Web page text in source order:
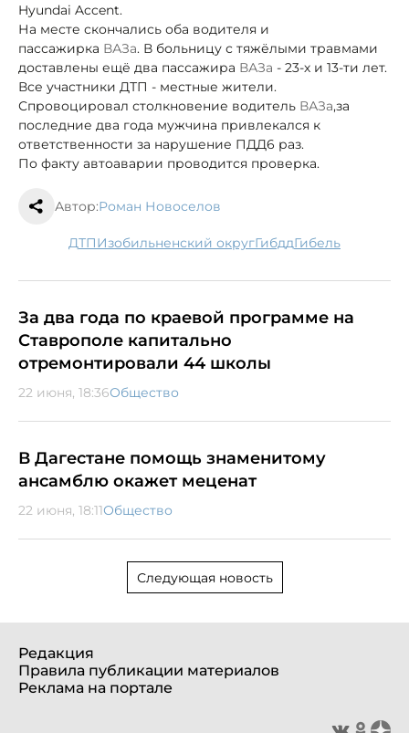
Hyundai Accent.
На месте скончались оба водителя и
пассажирка ВАЗа. В больницу с тяжёлыми травмами
доставлены ещё два пассажира ВАЗа - 23-х и 13-ти лет.
Все участники ДТП - местные жители.
Спровоцировал столкновение водитель ВАЗа,за
последние два года мужчина привлекался к
ответственности за нарушение ПДД6 раз.
По факту автоаварии проводится проверка.
Автор:Роман Новоселов
ДТП Изобильненский округ гибдд гибель
За два года по краевой программе на
Ставрополе капитально
отремонтировали 44 школы
22 июня, 18:36Общество
В Дагестане помощь знаменитому
ансамблю окажет меценат
22 июня, 18:11Общество
Следующая новость
Редакция
Правила публикации материалов
Реклама на портале